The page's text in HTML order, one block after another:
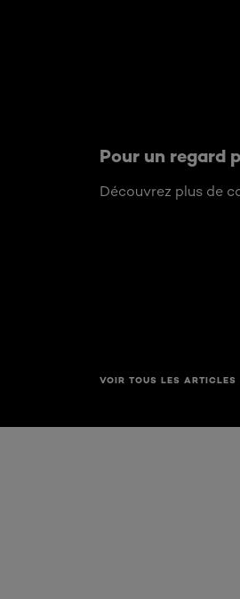
Pour un regard
Découvrez plus de
VOIR TOUS LES ARTICLES